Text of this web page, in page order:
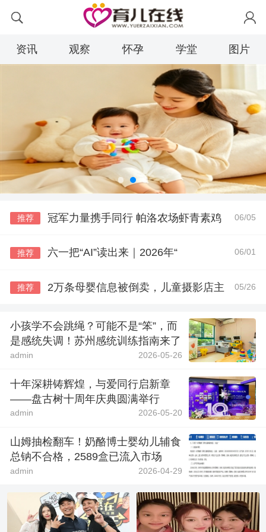
资讯 观察 怀孕 学堂 图片
06/05
推荐 冠军力量携手同行 帕洛农场虾青素鸡
06/01
推荐 六一把“AI”读出来｜2026年“
05/26
推荐 2万条母婴信息被倒卖，儿童摄影店主
小孩学不会跳绳？可能不是“笨”，而
是感统失调！苏州感统训练指南来了
admin 2026-05-26
十年深耕铸辉煌，与爱同行启新章
——盘古树十周年庆典圆满举行
admin 2026-05-20
山姆抽检翻车！奶酪博士婴幼儿辅食
总钠不合格，2589盒已流入市场
admin 2026-04-29